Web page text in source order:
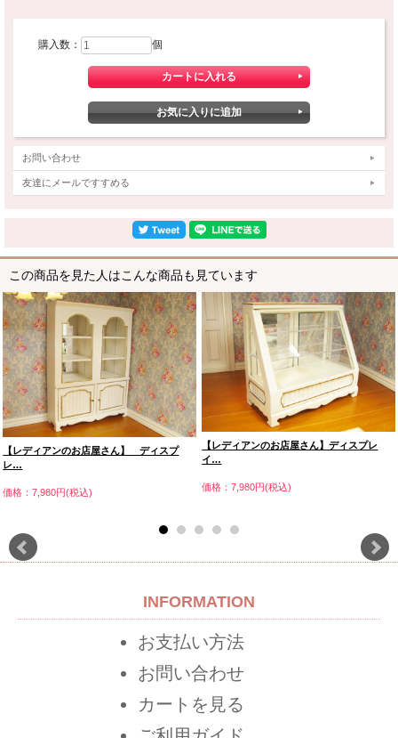
購入数： 個
お問い合わせ
友達にメールですすめる
この商品を見た人はこんな商品も見ています
【レディアンのお店屋さん】 ディスプ
レ…
価格：7,980円(税込)
【レディアンのお店屋さん】ディスプレ
イ…
価格：7,980円(税込)
INFORMATION
お支払い方法
お問い合わせ
カートを見る